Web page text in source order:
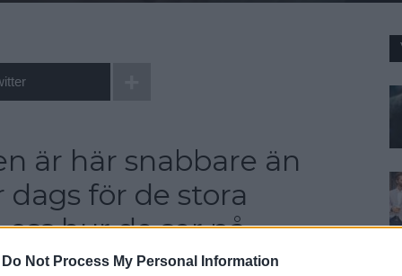
Do Not Process My Personal Information
är här snabbare än
för de stora
hur de ser på